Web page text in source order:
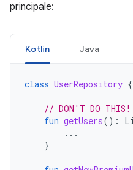
principale:
Kotlin Java
class UserRepository {
// DON'T DO
fun getUsers():
...
}